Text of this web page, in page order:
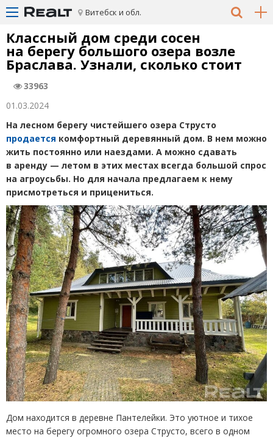
Витебск и обл.
Классный дом среди сосен
на берегу большого озера возле
Браслава. Узнали, сколько стоит
33963
01.03.2024
На лесном берегу чистейшего озера Струсто
продается комфортный деревянный дом. В нем можно
жить постоянно или наездами. А можно сдавать
в аренду — летом в этих местах всегда большой спрос
на агроусьбы. Но для начала предлагаем к нему
присмотреться и прицениться.
Дом находится в деревне Пантелейки. Это уютное и тихое
место на берегу огромного озера Струсто, всего в одном